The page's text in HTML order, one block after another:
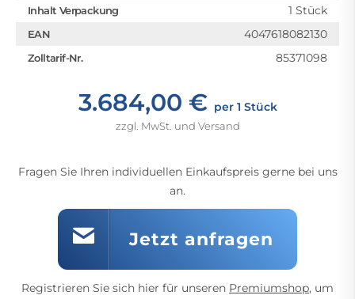
Inhalt Verpackung 1 Stück
EAN 4047618082130
Zolltarif-Nr. 85371098
3.684,00 € per 1 Stück
zzgl. MwSt. und Versand
Fragen Sie Ihren individuellen Einkaufspreis gerne bei uns
an.
Jetzt anfragen
Registrieren Sie sich hier für unseren Premiumshop, um